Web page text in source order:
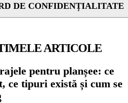
DE CONFIDENȚIALITATE
ARTICOLE
pentru planșee: ce
ce tipuri există și cum se